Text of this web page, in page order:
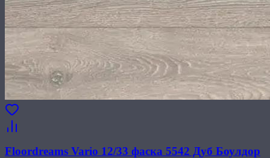
Floordreams Vario 12/33 фаска 5542 Дуб Боулдор